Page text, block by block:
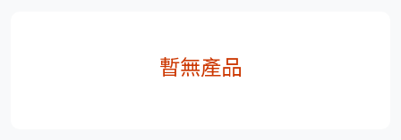
暫無產品